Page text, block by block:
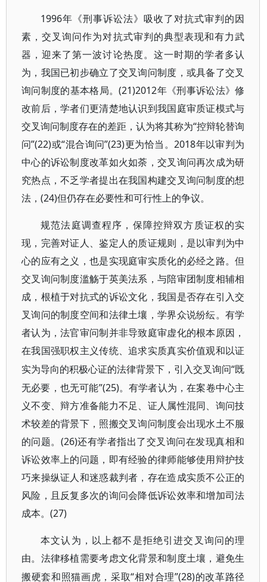
1996年《刑事诉讼法》吸收了对抗式审判的因
素，交叉询问作为对抗式审判的典型表现和有力武
器，迎来了第一波讨论热度。这一时期的学者多认
为，我国已初步确立了交叉询问制度，或具备了交叉
询问制度的基本格局。(21)2012年《刑事诉讼法》修
改前后，学者们更清楚地认识到我国庭审质证模式与
交叉询问制度存在的差距，认为将其称为“控辩轮替询
问”(22)或“混合询问”(23)更为恰当。2018年以审判为
中心的诉讼制度改革如火如荼，交叉询问再次成为研
究热点，不乏学者提出在我国构建交叉询问制度的想
法，(24)但仍存在必要性和可行性上的争议。
规范法庭调查程序，保障控辩双方质证权的实
现，完善对证人、鉴定人的质证规则，是以审判为中
心的应有之义，也是实现庭审实质化的必经之路。但
交叉询问制度滥觞于英美法系，与陪审团制度相辅相
成，根植于对抗式的诉讼文化，我国是否存在引入交
叉询问的制度空间和法律土壤，学界众说纷纭。有学
者认为，法官审问制并非导致庭审虚化的根本原因，
在我国强职权主义传统、追求实质真实价值观和以证
实为导向的积极心证的法律背景下，引入交叉询问“既
无必要，也无可能”(25)。有学者认为，在案卷中心主
义不变、辩方准备能力不足、证人属性混同、询问技
术较差的背景下，照搬交叉询问制度会出现水土不服
的问题。(26)还有学者指出了交叉询问在发现真相和
诉讼效率上的问题，即有经验的律师能够使用辩护技
巧来操纵证人和迷惑裁判者，存在造成实质不公正的
风险，且反复多次的询问会降低诉讼效率和增加司法
成本。(27)
本文认为，以上都不是拒绝引进交叉询问的理
由。法律移植需要考虑文化背景和制度土壤，避免生
搬硬套和照猫画虎，采取“相对合理”(28)的改革路径